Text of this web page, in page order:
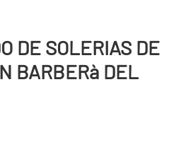
DE SOLERIAS DE
BARBERà DEL